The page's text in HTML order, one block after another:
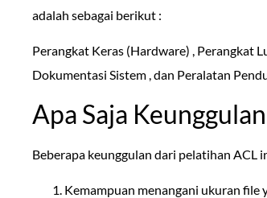
adalah sebagai berikut :
Perangkat Keras (Hardware) , Perangkat
Dokumentasi Sistem , dan Peralatan
Apa Saja
Beberapa keunggulan dari pelatihan ACL
Kemampuan menangani ukuran file